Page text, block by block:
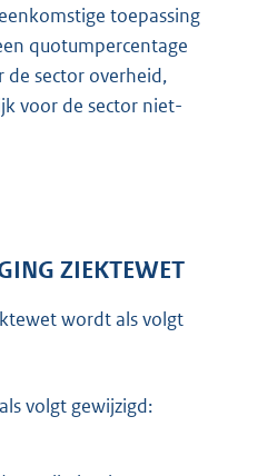
toepassing
quotumpercentage
de sector overheid,
voor de sector niet-
ZIEKTEWET
wordt als volgt
volgt gewijzigd: